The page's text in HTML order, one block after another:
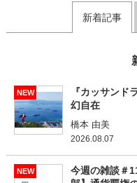
新着記事
NEW
『カッサン
幻自在
橋本 由美
2026.08.07
NEW
今週の雑談＃